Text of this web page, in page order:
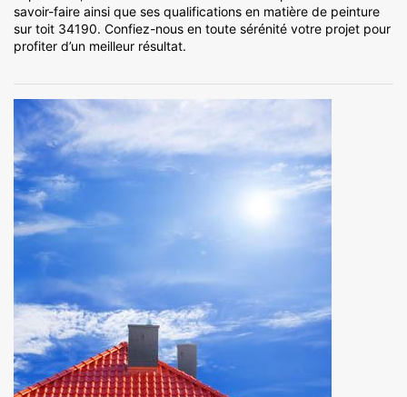
savoir-faire ainsi que ses qualifications en matière de peinture
sur toit 34190. Confiez-nous en toute sérénité votre projet pour
profiter d’un meilleur résultat.